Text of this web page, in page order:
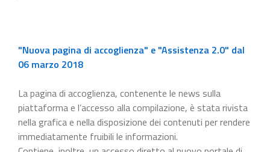
"Nuova pagina di accoglienza" e "Assistenza 2.0" dal
06 marzo 2018
La pagina di accoglienza, contenente le news sulla
piattaforma e l’accesso alla compilazione, è stata rivista
nella grafica e nella disposizione dei contenuti per rendere
immediatamente fruibili le informazioni.